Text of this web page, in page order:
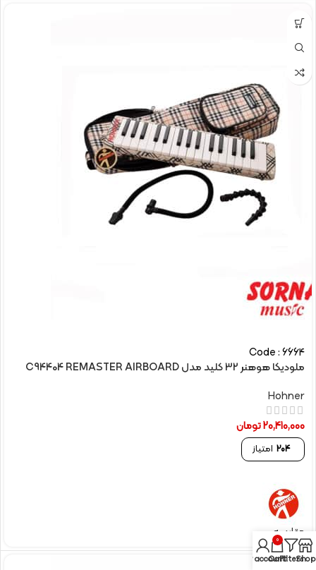
Code : 6664
ملودیکا هوهنر 32 کلید مدل C94404 REMASTER AIRBOARD
Hohner
20,410,000تومان
204 امتیاز
مقایسه
Shop
Filters
0
Cart
My account